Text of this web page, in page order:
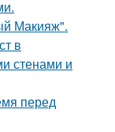
Макияж".
в
стенами и
перед